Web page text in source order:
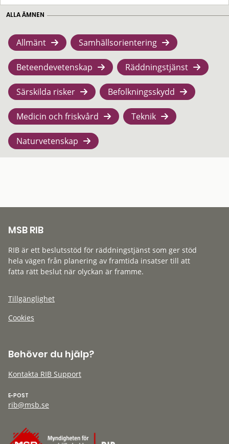
ALLA ÄMNEN
Allmänt Samhällsorientering
Beteendevetenskap Räddningstjänst
Särskilda risker Befolkningsskydd
Medicin och friskvård Teknik
Naturvetenskap
MSB RIB
RIB är ett beslutsstöd för räddningstjänst som ger stöd
hela vägen från planering av framtida insatser till att
fatta rätt beslut när olyckan är framme.
Tillgänglighet
Cookies
Behöver du hjälp?
Kontakta RIB Support
E-POST
rib@msb.se